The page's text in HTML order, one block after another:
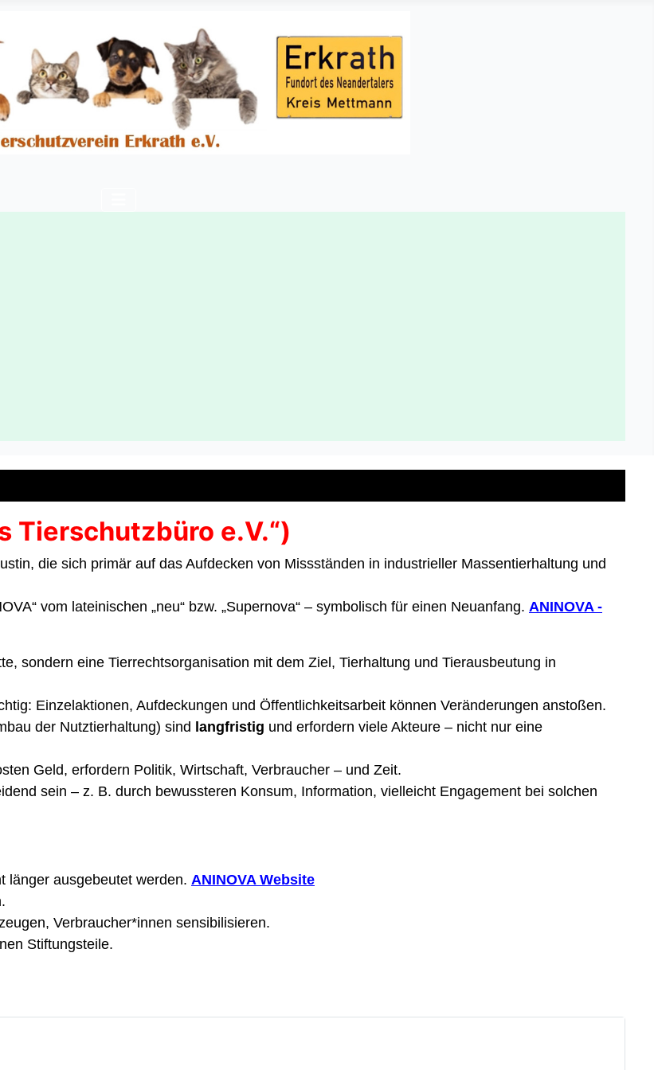
Tierschutzbüro e.V.“)
die sich primär auf das Aufdecken von Missständen in industrieller Massentierhaltung und
vom lateinischen „neu“ bzw. „Supernova“ – symbolisch für einen Neuanfang. ANINOVA -
sondern eine Tierrechtsorganisation mit dem Ziel, Tierhaltung und Tierausbeutung in
Einzelaktionen, Aufdeckungen und Öffentlichkeitsarbeit können Veränderungen anstoßen.
der Nutztierhaltung) sind langfristig und erfordern viele Akteure – nicht nur eine
Geld, erfordern Politik, Wirtschaft, Verbraucher – und Zeit.
sein – z. B. durch bewussteren Konsum, Information, vielleicht Engagement bei solchen
länger ausgebeutet werden. ANINOVA Website
Verbraucher*innen sensibilisieren.
Stiftungsteile.